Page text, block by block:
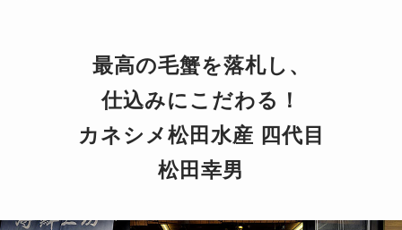
最高の毛蟹を落札し、
仕込みにこだわる！
カネシメ松田水産 四代目
松田幸男